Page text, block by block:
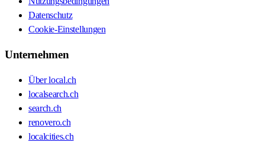
Datenschutz
Cookie-Einstellungen
Unternehmen
Über local.ch
localsearch.ch
search.ch
renovero.ch
localcities.ch